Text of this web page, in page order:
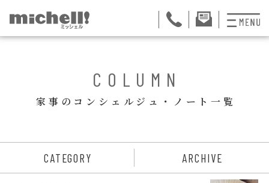
お掃除代行
おためしサービス
COLUMN
家事のコンシェルジュ・ノート一覧
CATEGORY ARCHIVE